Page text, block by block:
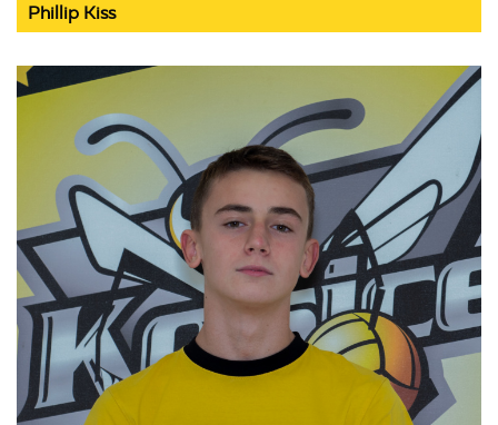
Phillip Kiss